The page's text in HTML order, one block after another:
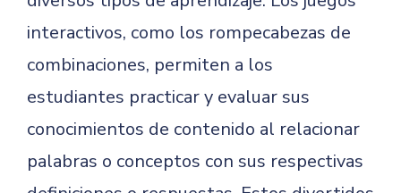
interactivos, como los rompecabezas de
combinaciones, permiten a los
estudiantes practicar y evaluar sus
conocimientos de contenido al relacionar
palabras o conceptos con sus respectivas